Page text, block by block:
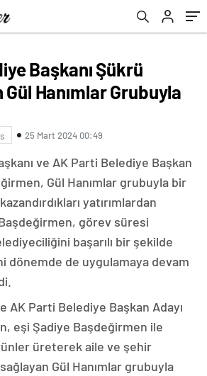
Başkanı Şükrü
Hanımlar Grubuyla
25 Mart 2024 00:49
ve AK Parti Belediye Başkan
Gül Hanımlar grubuyla bir
yatırımlardan
görev süresi
başarılı bir şekilde
dönemde de uygulamaya devam
AK Parti Belediye Başkan Adayı
eşi Şadiye Başdeğirmen ile
üreterek aile ve şehir
Gül Hanımlar grubuyla